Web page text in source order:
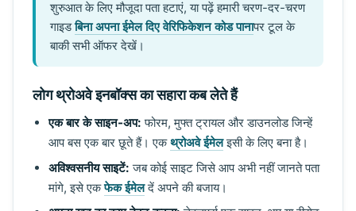
शुरुआत के लिए मौजूदा पता हटाएं, या पढ़ें हमारी चरण-दर-चरण
गाइडबिना अपना ईमेल दिए वेरिफिकेशन कोड पानापर टूल के
बाकी सभी ऑफर देखें।
लोग थ्रोअवे इनबॉक्स का सहारा कब लेते हैं
एक बार के साइन-अप: फोरम, मुफ्त ट्रायल और डाउनलोड जिन्हें
आप बस एक बार छूते हैं। एकथ्रोअवे ईमेलइसी के लिए बना है।
अविश्वसनीय साइटें: जब कोई साइट जिसे आप अभी नहीं जानते पता
मांगे, इसे एकफेक ईमेलदें अपने की बजाय।